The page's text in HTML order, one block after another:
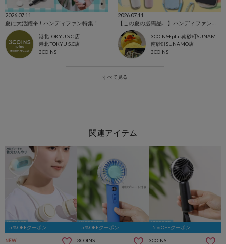
2026.07.11
夏に大活躍☀️！ハンディファン特集！
港北TOKYU S.C.店
港北 TOKYU S.C店
3COINS
2026.07.11
南砂町SUNAMO店
3COINS
5％OFFクーポン
NEW
5％OFFクーポン
3COINS
5％OFFクーポン
3COINS